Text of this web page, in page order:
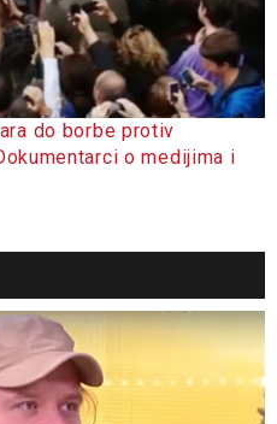
do borbe protiv
o medijima i